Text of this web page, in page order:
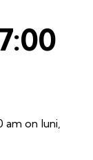
on luni,